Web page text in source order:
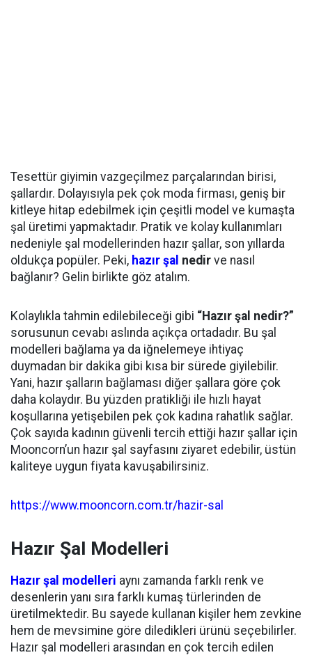
Tesettür giyimin vazgeçilmez parçalarından birisi,
şallardır. Dolayısıyla pek çok moda firması, geniş bir
kitleye hitap edebilmek için çeşitli model ve kumaşta
şal üretimi yapmaktadır. Pratik ve kolay kullanımları
nedeniyle şal modellerinden hazır şallar, son yıllarda
oldukça popüler. Peki, hazır şal nedir ve nasıl
bağlanır? Gelin birlikte göz atalım.
Kolaylıkla tahmin edilebileceği gibi “Hazır şal nedir?”
sorusunun cevabı aslında açıkça ortadadır. Bu şal
modelleri bağlama ya da iğnelemeye ihtiyaç
duymadan bir dakika gibi kısa bir sürede giyilebilir.
Yani, hazır şalların bağlaması diğer şallara göre çok
daha kolaydır. Bu yüzden pratikliği ile hızlı hayat
koşullarına yetişebilen pek çok kadına rahatlık sağlar.
Çok sayıda kadının güvenli tercih ettiği hazır şallar için
Mooncorn’un hazır şal sayfasını ziyaret edebilir, üstün
kaliteye uygun fiyata kavuşabilirsiniz.
https://www.mooncorn.com.tr/hazir-sal
Hazır Şal Modelleri
Hazır şal modelleri aynı zamanda farklı renk ve
desenlerin yanı sıra farklı kumaş türlerinden de
üretilmektedir. Bu sayede kullanan kişiler hem zevkine
hem de mevsimine göre diledikleri ürünü seçebilirler.
Hazır şal modelleri arasından en çok tercih edilen